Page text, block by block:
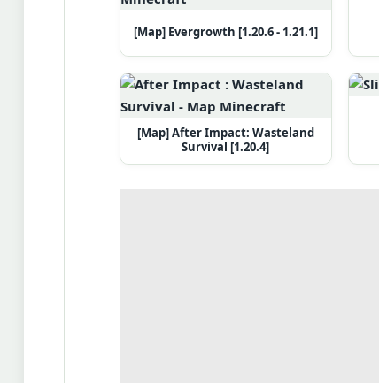
[Map] Evergrowth [1.20.6 - 1.21.1]
[Map] After Impact: Wasteland
Survival [1.20.4]